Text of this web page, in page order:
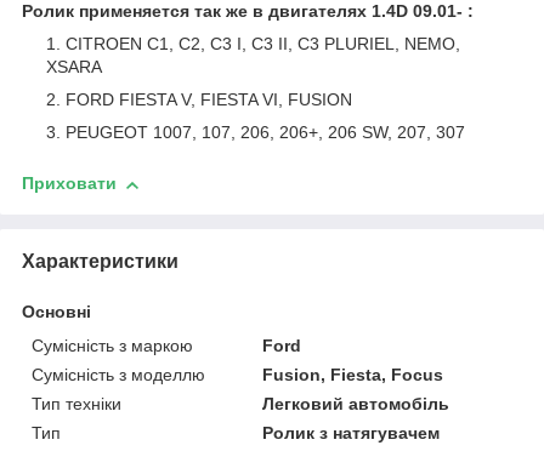
Ролик применяется так же в двигателях 1.4D 09.01- :
CITROEN C1, C2, C3 I, C3 II, C3 PLURIEL, NEMO,
XSARA
FORD FIESTA V, FIESTA VI, FUSION
PEUGEOT 1007, 107, 206, 206+, 206 SW, 207, 307
Приховати
Характеристики
Основні
Сумісність з маркою
Ford
Сумісність з моделлю
Fusion, Fiesta, Focus
Тип техніки
Легковий автомобіль
Тип
Ролик з натягувачем